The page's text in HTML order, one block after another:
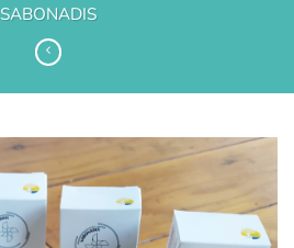
SABONADIS